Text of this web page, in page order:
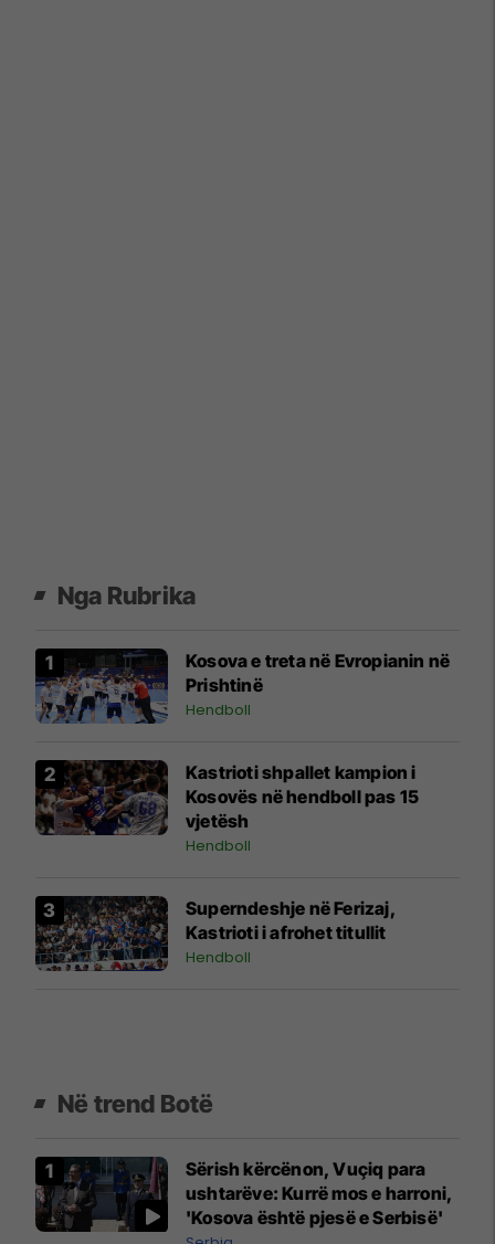
Nga Rubrika
Kosova e treta në Evropianin në
Prishtinë
Hendboll
Kastrioti shpallet kampion i
Kosovës në hendboll pas 15
vjetësh
Hendboll
Superndeshje në Ferizaj,
Kastrioti i afrohet titullit
Hendboll
Në trend Botë
Sërish kërcënon, Vuçiq para
ushtarëve: Kurrë mos e harroni,
'Kosova është pjesë e Serbisë'